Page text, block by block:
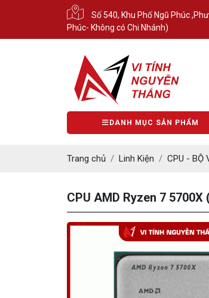
Số 540, Khu Phố Ngũ Phúc
Phúc- Không có Chi Nhánh)
DANH MỤC SẢN PHẨM
Trang chủ Linh Kiện CPU - BỘ
CPU AMD Ryzen 7